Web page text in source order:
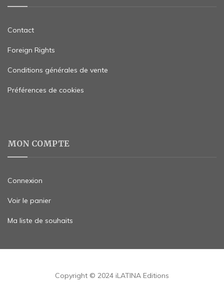
Contact
Foreign Rights
Conditions générales de vente
Préférences de cookies
MON COMPTE
Connexion
Voir le panier
Ma liste de souhaits
Copyright © 2024 iLATINA Editions